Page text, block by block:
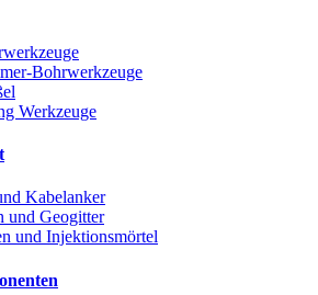
Bohrwerkzeuge
Werkzeuge
Kabelanker
und Geogitter
und Injektionsmörtel